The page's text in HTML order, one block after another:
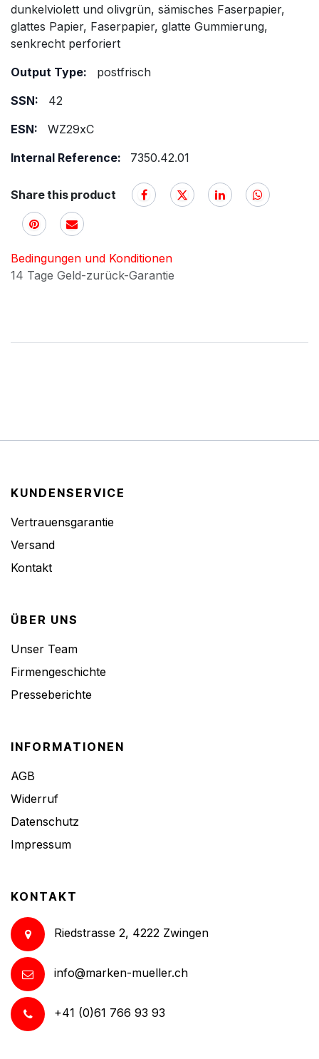
dunkelviolett und olivgrün, sämisches Faserpapier,
glattes Papier, Faserpapier, glatte Gummierung,
senkrecht perforiert
Output Type:
postfrisch
SSN:
42
ESN:
WZ29xC
Internal Reference:
7350.42.01
Share this product
Bedingungen und Konditionen
14 Tage Geld-zurück-Garantie
KUNDENSERVICE
Vertrauensgarantie
Versand
Kontakt
ÜBER UNS
Unser Team
Firmengeschichte
Presseberichte
INFORMATIONEN
AGB
Widerruf
Datenschutz
Impressum
KONTAKT
Riedstrasse 2, 4222 Zwingen
info@marken-mueller.ch
+41 (0)61 766 93 93